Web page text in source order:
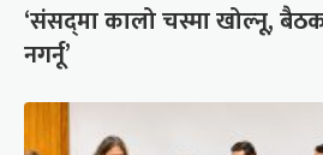
‘संसद्‍मा कालो चस्मा खोल्नू,
नगर्नू’